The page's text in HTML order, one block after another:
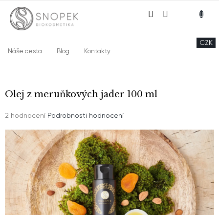
obsah
CZK
Náše cesta Blog Kontakty
Olej z meruňkových jader 100 ml
Průměrné
produktu
5,0
z
5
hvězdiček.
2 hodnocení Podrobnosti hodnocení